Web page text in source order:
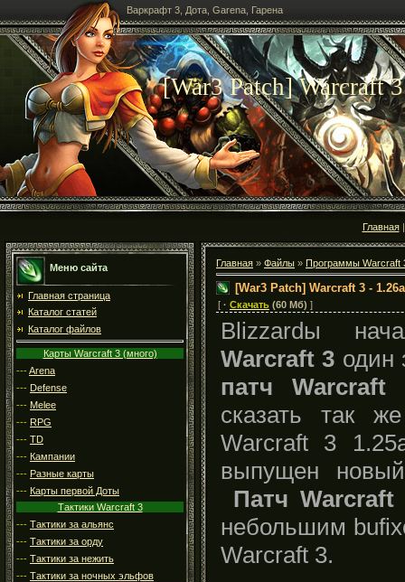
Варкрафт 3, Дота, Garena, Гарена
[War3 Patch] Warcraft
Главная
Меню сайта
Главная страница
Каталог статей
Каталог файлов
Карты Warcraft 3 (много)
---Arena
--- Defense
--- Melee
--- RPG
--- TD
--- Кампании
--- Разные карты
--- Карты первой Доты
Тактики Warcraft 3
--- Тактики за альянс
--- Тактики за орду
--- Тактики за нежить
--- Тактики за ночных эльфов
Главная » Файлы » Программы Warcraft
[War3 Patch] Warcraft 3 -
[ · Скачать (60 Мб) ]
Blizzardы
Warcraft 3 один
патч Warcraft
сказать так
Warcraft 3
выпущен
Патч Warcraft
небольшим
Warcraft 3.